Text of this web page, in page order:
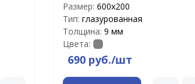
Размер: 600х200
Тип: глазурованная
Толщина: 9 мм
Цвета:
690 руб./шт